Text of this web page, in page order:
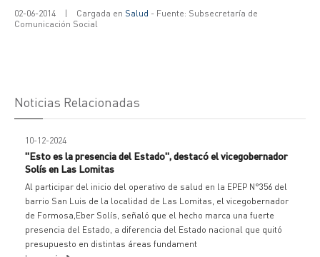
02-06-2014 | Cargada en Salud - Fuente: Subsecretaría de
Comunicación Social
Noticias Relacionadas
10-12-2024
"Esto es la presencia del Estado", destacó el vicegobernador
Solís en Las Lomitas
Al participar del inicio del operativo de salud en la EPEP N°356 del
barrio San Luis de la localidad de Las Lomitas, el vicegobernador
de Formosa,Eber Solís, señaló que el hecho marca una fuerte
presencia del Estado, a diferencia del Estado nacional que quitó
presupuesto en distintas áreas fundament